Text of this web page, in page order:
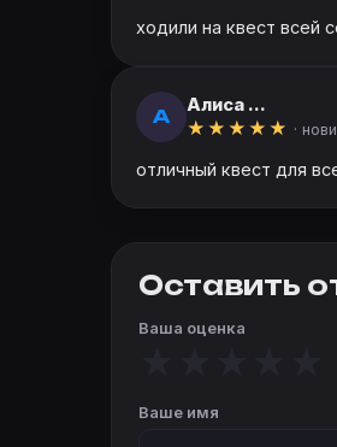
ходили на квест всей
А
Алиса ...
★ ★ ★ ★ ★ ·
отличный квест для
Оставить
Ваша оценка
Ваше имя